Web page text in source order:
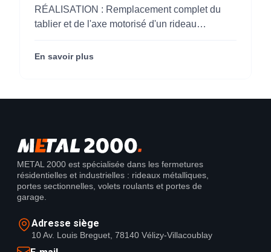
pour M'CHADAL (Optical Center)
(95)
RÉALISATION : Remplacement complet du
tablier et de l'axe motorisé d'un rideau
Center) (95290).
En savoir plus
METAL 2000 est spécialisée dans les fermetures
résidentielles et industrielles : rideaux métalliques,
portes sectionnelles, volets roulants et portes de
garage.
Adresse siège
10 Av. Louis Breguet, 78140 Vélizy-Villacoublay